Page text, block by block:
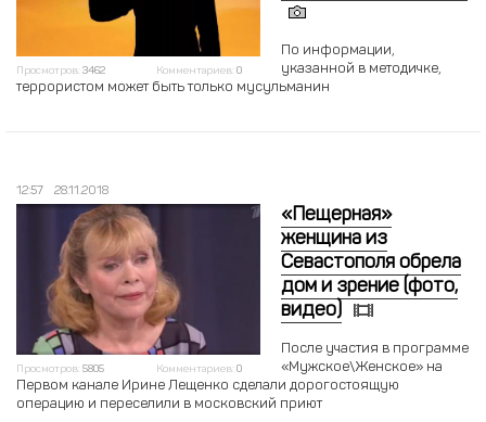
Просмотров: 3462 Комментариев: 0
По информации,
указанной в методичке,
террористом может быть только мусульманин
12:57 28.11.2018
Просмотров: 5805 Комментариев: 0
«Пещерная»
женщина из
Севастополя обрела
дом и зрение (фото,
видео)
После участия в программе
«Мужское\Женское» на
Первом канале Ирине Лещенко сделали дорогостоящую
операцию и переселили в московский приют